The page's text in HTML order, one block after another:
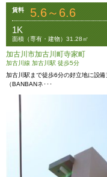
賃料 5.6～6.6
1K
面積（専有・建物）31.28㎡
加古川市加古川町寺家町
加古川線 加古川駅 徒歩5分
加古川駅まで徒歩6分の好立地に設
（BANBANネ･･･